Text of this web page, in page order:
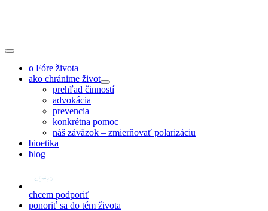
Toggle
Navigationo Fóre života
ako chránime život
prehľad činností
advokácia
prevencia
konkrétna pomoc
náš záväzok – zmierňovať polarizáciu
bioetika
blog
chcem podporiť
ponoriť sa do tém života